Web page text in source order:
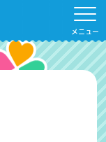
メニュー